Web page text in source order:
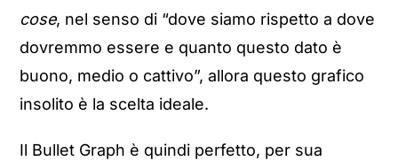
cose, nel senso di “dove siamo rispetto a dove
dovremmo essere e quanto questo dato è
buono, medio o cattivo”, allora questo grafico
insolito è la scelta ideale.
Il Bullet Graph è quindi perfetto, per sua